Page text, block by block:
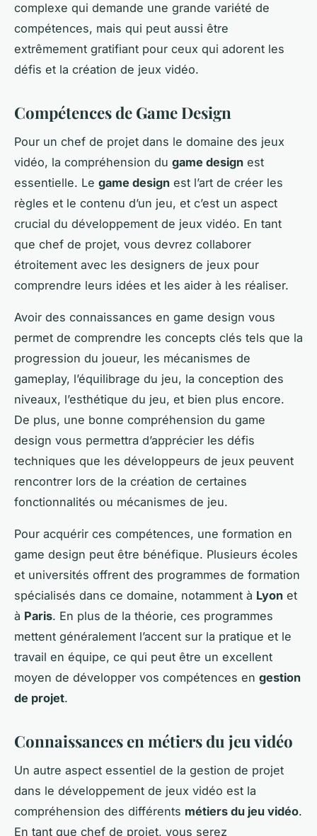
complexe qui demande une grande variété de
compétences, mais qui peut aussi être
extrêmement gratifiant pour ceux qui adorent les
défis et la création de jeux vidéo.
Compétences de Game Design
Pour un chef de projet dans le domaine des jeux
vidéo, la compréhension du game design est
essentielle. Le game design est l’art de créer les
règles et le contenu d’un jeu, et c’est un aspect
crucial du développement de jeux vidéo. En tant
que chef de projet, vous devrez collaborer
étroitement avec les designers de jeux pour
comprendre leurs idées et les aider à les réaliser.
Avoir des connaissances en game design vous
permet de comprendre les concepts clés tels que la
progression du joueur, les mécanismes de
gameplay, l’équilibrage du jeu, la conception des
niveaux, l’esthétique du jeu, et bien plus encore.
De plus, une bonne compréhension du game
design vous permettra d’apprécier les défis
techniques que les développeurs de jeux peuvent
rencontrer lors de la création de certaines
fonctionnalités ou mécanismes de jeu.
Pour acquérir ces compétences, une formation en
game design peut être bénéfique. Plusieurs écoles
et universités offrent des programmes de formation
spécialisés dans ce domaine, notamment à Lyon et
à Paris. En plus de la théorie, ces programmes
mettent généralement l’accent sur la pratique et le
travail en équipe, ce qui peut être un excellent
moyen de développer vos compétences en gestion
de projet.
Connaissances en métiers du jeu vidéo
Un autre aspect essentiel de la gestion de projet
dans le développement de jeux vidéo est la
compréhension des différents métiers du jeu vidéo.
En tant que chef de projet, vous serez